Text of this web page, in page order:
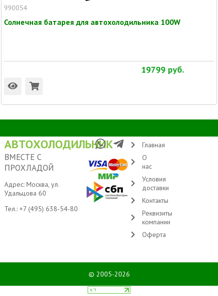
990054
Солнечная батарея для автохолодильника 100W
19799 руб.
АВТОХОЛОДИЛЬНИК
ВМЕСТЕ С
ПРОХЛАДОЙ
Адрес: Москва, ул.
Удальцова 60
Тел.: +7 (495) 638-54-80
Главная
О
нас
Условия
доставки
Контакты
Реквизиты
компании
Оферта
© 2005-2026